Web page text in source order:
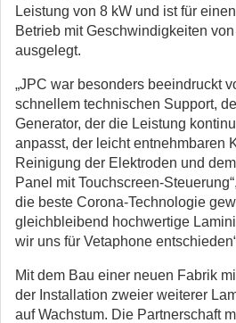
Leistung von 8 kW und ist für
Betrieb mit Geschwindigkeiten
ausgelegt.
„JPC war besonders beeindruckt
schnellem technischen Support,
Generator, der die Leistung
anpasst, der leicht entnehmbaren
Reinigung der Elektroden und
Panel mit Touchscreen-
die beste Corona-Technologie
gleichbleibend hochwertige
wir uns für Vetaphone
Mit dem Bau einer neuen Fabrik
der Installation zweier weiterer
auf Wachstum. Die Partnerschaft